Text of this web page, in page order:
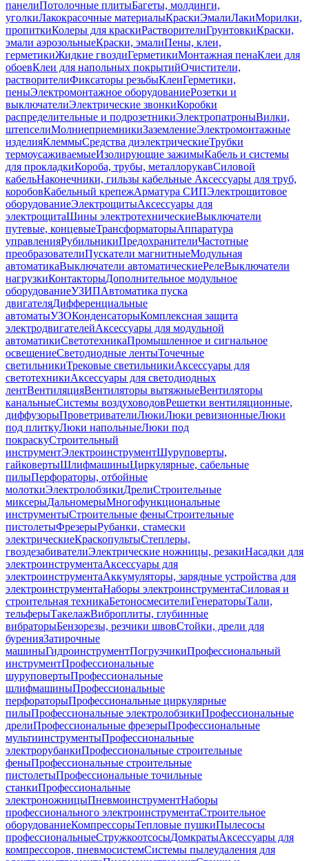
панелиПотолочные плитыБагеты, молдинги,
уголкиЛакокрасочные материалыКраскиЭмалиЛакиМорилки,
пропиткиКолеры для краскиРастворителиГрунтовкиКраски,
эмали аэрозольныеКраски, эмалиПены, клеи,
герметикиЖидкие гвоздиГерметикиМонтажная пенаКлеи для
обоевКлеи для напольных покрытийОчистители,
растворителиФиксаторы резьбыКлеиГерметики,
пеныЭлектромонтажное оборудованиеРозетки и
выключателиЭлектрические звонкиКоробки
распределительные и подрозетникиЭлектропатроныВилки,
штепселиМолниеприемникиЗаземлениеЭлектромонтажные
изделияКлеммыСредства диэлектрическиеТрубки
термоусаживаемыеИзолирующие зажимыКабель и системы
для прокладкиКороба, трубы, металлорукавСиловой
кабельНаконечники, гильзы кабельные Аксессуары для труб,
коробовКабельный крепежАрматура СИПЭлектрощитовое
оборудованиеЭлектрощитыАксессуары для
электрощитаШины электротехническиеВыключатели
путевые, концевыеТрансформаторыАппаратура
управленияРубильникиПредохранителиЧастотные
преобразователиПускатели магнитныеМодульная
автоматикаВыключатели автоматическиеРелеВыключатели
нагрузкиКонтакторыДополнительное модульное
оборудованиеУЗИПАвтоматика пуска
двигателяДифференциальные
автоматыУЗОКонденсаторыКомплексная защита
электродвигателейАксессуары для модульной
автоматикиСветотехникаПромышленное и сигнальное
освещениеСветодиодные лентыТочечные
светильникиТрековые светильникиАксессуары для
светотехникиАксессуары для светодиодных
лентВентиляцияВентиляторы вытяжныеВентиляторы
канальныеСистемы воздуховодовРешетки вентиляционные,
диффузорыПроветривателиЛюкиЛюки ревизионныеЛюки
под плиткуЛюки напольныеЛюки под
покраскуСтроительный
инструментЭлектроинструментШуруповерты,
гайковертыШлифмашиныЦиркулярные, сабельные
пилыПерфораторы, отбойные
молоткиЭлектролобзикиДрелиСтроительные
миксерыДальномерыМногофункциональные
инструментыСтроительные феныСтроительные
пистолетыФрезерыРубанки, стамески
электрическиеКраскопультыСтеплеры,
гвоздезабивателиЭлектрические ножницы, резакиНасадки для
электроинструментаАксессуары для
электроинструментаАккумуляторы, зарядные устройства для
электроинструментаНаборы электроинструментаСиловая и
строительная техникаБетоносмесителиГенераторыТали,
тельферыТакелажВиброплиты, глубинные
вибраторыБензорезы, резчики швовСтойки, дрели для
буренияЗатирочные
машиныГидроинструментПогрузчикиПрофессиональный
инструментПрофессиональные
шуруповертыПрофессиональные
шлифмашиныПрофессиональные
перфораторыПрофессиональные циркулярные
пилыПрофессиональные электролобзикиПрофессиональные
дрелиПрофессиональные фрезерыПрофессиональные
мультиинструментыПрофессиональные
электрорубанкиПрофессиональные строительные
феныПрофессиональные строительные
пистолетыПрофессиональные точильные
станкиПрофессиональные
электроножницыПневмоинструментНаборы
профессионального электроинструментаСтроительное
оборудованиеКомпрессорыТепловые пушкиПылесосы
профессиональныеСтружкоотсосыДомкратыАксессуары для
компрессоров, пневмосистемСистемы пылеудаления для